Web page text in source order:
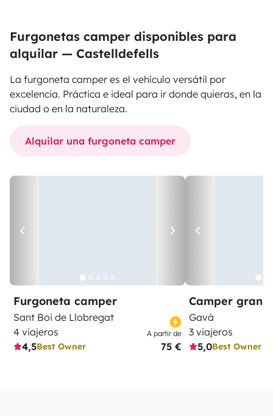
Furgonetas camper disponibles para
alquilar — Castelldefells
La furgoneta camper es el vehículo versátil por
excelencia. Práctica e ideal para ir donde quieras, en la
ciudad o en la naturaleza.
Alquilar una furgoneta camper
Furgoneta camper
Sant Boi de Llobregat
4 viajeros
4,5Best Owner
A partir de
75 €
Camper gran
Gavà
3 viajeros
5,0Best Owner